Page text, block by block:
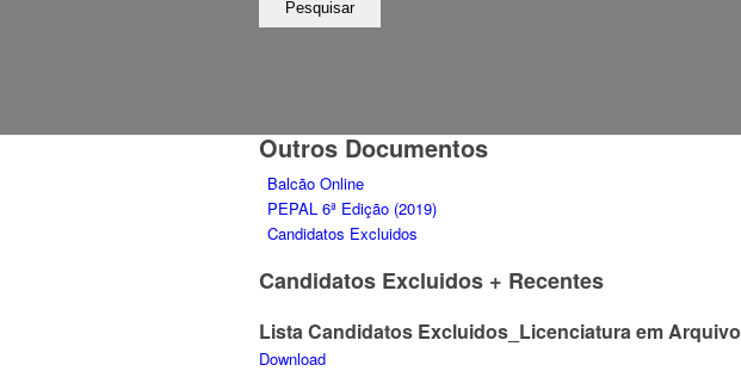
Outros Documentos
Balcão Online
PEPAL 6ª Edição (2019)
Candidatos Excluidos
Candidatos Excluidos + Recentes
Lista Candidatos Excluidos_Licenciatura em Arquivo
Download